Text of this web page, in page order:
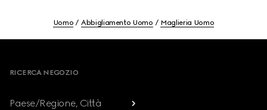
Uomo Abbigliamento Uomo Maglieria Uomo
RICERCA NEGOZIO
Paese/Regione, Città